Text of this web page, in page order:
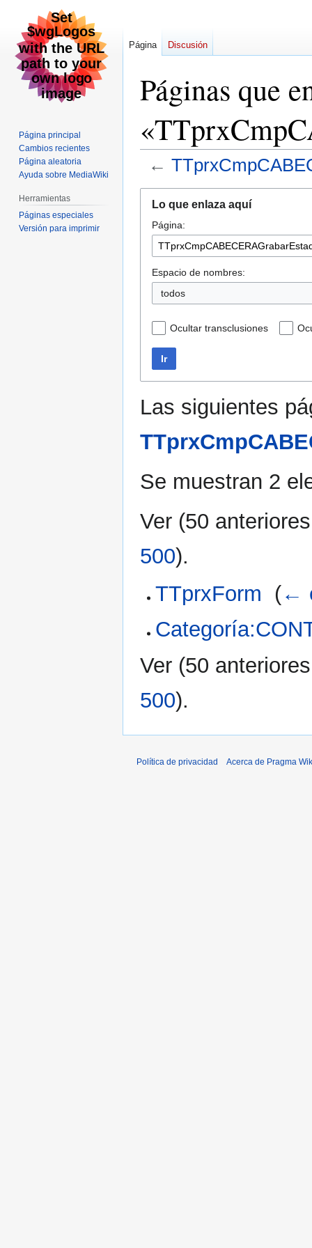
Páginas que
←
navegación
búsqueda
Lo que enlaza aquí
Página:
Espacio de nombres:
todos
Ocultar transclusiones
Ir
Las siguientes
Se muestran 2
Ver (50 anteriores
500).
TTprxForm
(←
Ver (50 anteriores
500).
Página Discusión
Página principal
Cambios recientes
Página aleatoria
Ayuda sobre MediaWiki
Herramientas
Páginas especiales
Versión para imprimir
Política de privacidad Acerca de Pragma